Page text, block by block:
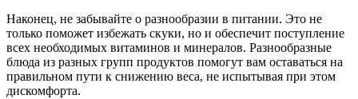
Наконец, не забывайте о разнообразии в питании. Это не
только поможет избежать скуки, но и обеспечит поступление
всех необходимых витаминов и минералов. Разнообразные
блюда из разных групп продуктов помогут вам оставаться на
правильном пути к снижению веса, не испытывая при этом
дискомфорта.